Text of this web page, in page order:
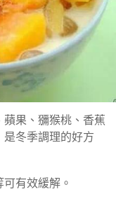
果、獼猴桃、香蕉
冬季調理的好方
有效緩解。